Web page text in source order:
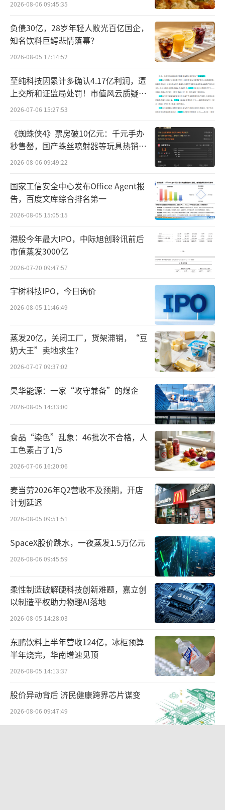
8、39度传统低度酒下探至22—29度超低度赛
道，并非短期营销跟风，而是行业长期战略转
向。早年只能做到38度，再降度酒体就会水味
重、低温失光；如今头部企业完成梯度降度、
冷冻过滤、多年份基酒勾调等整套技术攻关，
头部酒企均搭建专属低度酒科研体系，实
现“降度不降风味”，工艺门槛打通才让30度
以下量产落地成为可能。
这场超低度酒新品密集发布的同时，行业
协会也在同步跟进。去年8月，中国酒业协会发
布《低度多粮浓香型白酒》（T/CBJ 2117-202
5）团体标准。该标准在产品定义、感官要求、
理化指标等方面规定了“低度多粮浓香型白
酒”的产品标准，填补了行业规范空白。
中国酒业协会数据显示，2025年低度酒市
场规模突破740亿元，年复合增长率达25%。白
酒从业者指出，头部酒企密集布局超低度产
品，与中国酒业协会同步推出团体标准，这两
股力量共同推动超低度白酒赛道成型、行业品
类标准规范化。企业端看到了年轻消费群体对
利口化、健康化产品的真实需求，协会端则在
为这一新兴品类建立技术门槛和质量标尺，两
者互为支撑。
年轻化推动“降度”
超低度酒新品密集上市的背后，是白酒行
业对年轻消费群体流失的集体“焦虑”。
在超低度酒新品上市前期，五粮液对年轻
消费者进行了一次摸底调查显示，根据对全国1
000位20—35岁年轻人群进行调研发现，在年轻
人偏好的酒水品类中，白酒在喜爱酒饮品类中
仅占19%，远低于占比52%的啤酒，以及合计
占比29%的洋酒、果酒。此外，年轻人普遍排
斥高度白酒的辛辣刺激感，而低度酒偏好占比
超过60%。
酒类资深营销专家蔡学飞表示，五粮液的
调研数据，深刻揭示了白酒行业面临着年轻消
费群体对传统高度酒的排斥，但同时也带来低
以通过口感改良（如低度、果味）和场景创新
（如社交化、时尚化）来吸引年轻消费群体，
从而开辟新的增长空间。
2026-08-06 09:45:35
负债30亿，28岁年轻人败光百亿国企，
知名饮料巨鳄悲情落幕？
2026-08-05 17:14:52
至纯科技因累计多确认4.17亿利润，遭
上交所和证监局处罚！市值风云质疑其
财务问题，遭巨额索赔！
2026-07-06 15:27:53
《蜘蛛侠4》票房破10亿元：千元手办
秒售罄，国产蛛丝喷射器等玩具热销海
外
2026-08-06 09:49:22
国家工信安全中心发布Office Agent报
告，百度文库综合排名第一
2026-08-05 15:05:15
港股今年最大IPO，中际旭创聆讯前后
市值蒸发3000亿
2026-07-20 09:47:57
宇树科技IPO，今日询价
2026-08-05 11:46:49
蒸发20亿，关闭工厂，货架滞销，“豆
奶大王”卖地求生？
2026-07-07 09:37:02
昊华能源：一家“攻守兼备”的煤企
2026-08-05 14:33:00
食品“染色”乱象：46批次不合格，人
工色素占了1/5
2026-07-06 16:20:06
麦当劳2026年Q2营收不及预期，开店
计划延迟
2026-08-05 09:51:51
SpaceX股价跳水，一夜蒸发1.5万亿元
2026-08-06 09:45:59
柔性制造破解硬科技创新难题，嘉立创
以制造平权助力物理AI落地
2026-08-05 14:28:03
东鹏饮料上半年营收124亿，冰柜预算
半年烧完，华南增速见顶
2026-08-05 14:13:37
股价异动背后 济民健康跨界芯片谋变
2026-08-06 09:47:49